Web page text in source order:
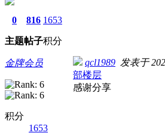
0
主题
816
帖子
1653
积分
金牌会员
积分
1653
qcl1989 发表于
部楼层
感谢分享